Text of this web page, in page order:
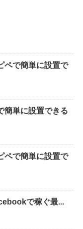
ペで簡単に設置で
簡単に設置できる
ペで簡単に設置で
で稼ぐ最...